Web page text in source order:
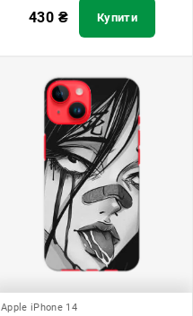
430 ₴ Купити
Apple iPhone 14